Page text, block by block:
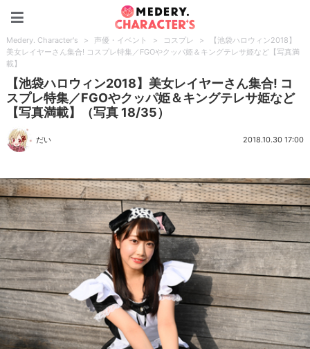
Medery. Character's > 声優・イベント > コスプレ >
【池袋ハロウィン2018】
美女レイヤーさん集合! コスプレ特集／FGOやクッパ姫＆キングテレサ姫など【写真満
載】
【池袋ハロウィン2018】美女レイヤーさん集合! コ
スプレ特集／FGOやクッパ姫＆キングテレサ姫など
【写真満載】（写真 18/35）
だい 2018.10.30 17:00